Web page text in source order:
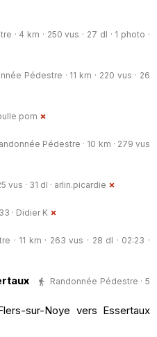
· 4 km · 250 vus · 27 dl · 1 photo ·
Pédestre · 11 km · 220 vus · 26
pom
Pédestre · 10 km · 279 vus
vus · 31 dl · arlin.picardie
· Didier K
· 11 km · 263 vus · 28 dl · 02:23 ·
Randonnée Pédestre · 5
sur-Noye vers Essertaux